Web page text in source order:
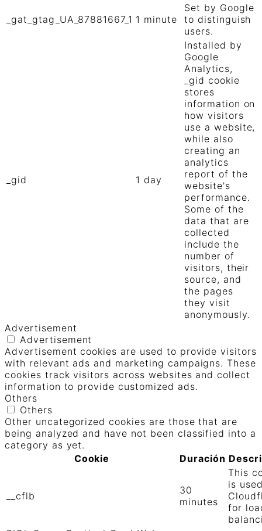
_gat_gtag_UA_87881667_1 1 minute
Set by Google
to distinguish
users.
_gid 1 day
Installed by
Google
Analytics,
_gid cookie
stores
information on
how visitors
use a website,
while also
creating an
analytics
report of the
website's
performance.
Some of the
data that are
collected
include the
number of
visitors, their
source, and
the pages
they visit
anonymously.
Advertisement
Advertisement
Advertisement cookies are used to provide visitors
with relevant ads and marketing campaigns. These
cookies track visitors across websites and collect
information to provide customized ads.
Others
Others
Other uncategorized cookies are those that are
being analyzed and have not been classified into a
category as yet.
Cookie
Duración
__cflb
30
minutes
This
is
for